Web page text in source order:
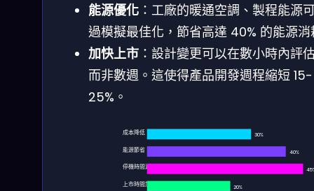
能源優化 ：工廠的暖通空調、製程能源
過模擬最佳化，節省高達 40% 的能源消
加快上市 ：設計變更可以在數小時內評
而非數週。這使得產品開發週程縮短 15-
25%。
成本降低
能源節省
停機時間減少
上市時間加速
30%
40%
20%